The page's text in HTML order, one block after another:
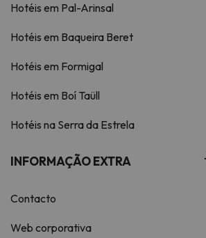
Hotéis em Pal-Arinsal
Hotéis em Baqueira Beret
Hotéis em Formigal
Hotéis em Boí Taüll
Hotéis na Serra da Estrela
INFORMAÇÃO EXTRA
Contacto
Web corporativa